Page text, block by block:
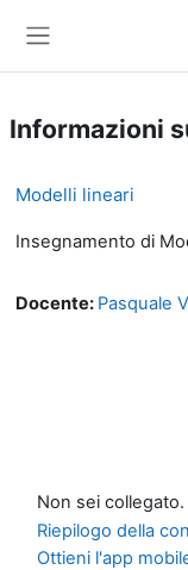
Informazioni
Modelli lineari
Insegnamento di
Docente: Pasquale
Non sei collegato.
Riepilogo della
Ottieni l'app